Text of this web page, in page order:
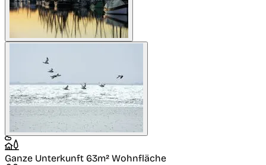
Ganze Unterkunft 63m² Wohnfläche